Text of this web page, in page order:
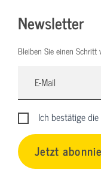
Newsletter
Bleiben Sie einen
Ich bestätige die
Jetzt